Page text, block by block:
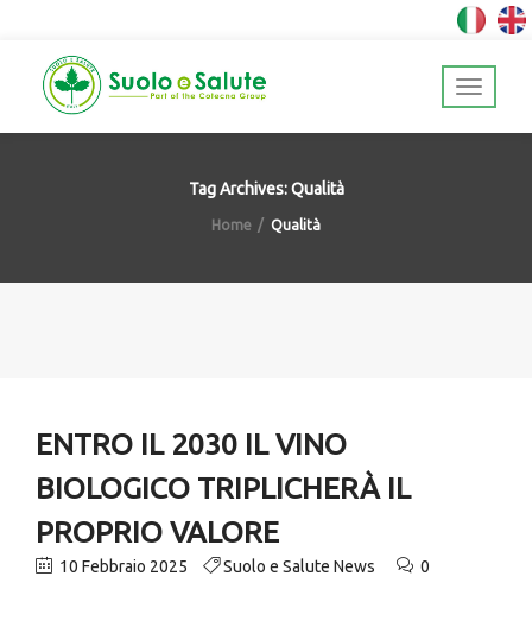
Tag Archives: Qualità
Home Qualità
ENTRO IL 2030 IL VINO
BIOLOGICO TRIPLICHERÀ IL
PROPRIO VALORE
10 Febbraio 2025 Suolo e Salute News 0